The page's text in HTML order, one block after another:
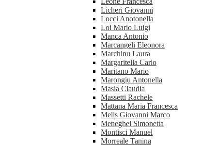
Licheri Giovanni
Locci Anotonella
Loi Mario Luigi
Manca Antonio
Marcangeli Eleonora
Marchinu Laura
Margaritella Carlo
Maritano Mario
Marongiu Antonella
Masia Claudia
Massetti Rachele
Mattana Maria Francesca
Melis Giovanni Marco
Meneghel Simonetta
Montisci Manuel
Morreale Tanina